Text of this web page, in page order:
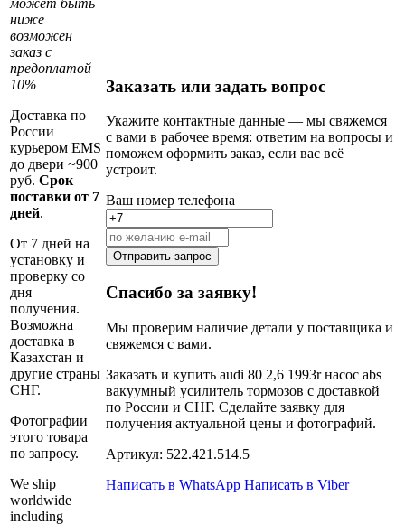
ниже
возможен
заказ с
предоплатой
10%
Доставка по
России
курьером EMS
до двери ~900
руб. Срок
поставки от 7
дней.
От 7 дней на
установку и
проверку со
дня
получения.
Возможна
доставка в
Казахстан и
другие страны
СНГ.
Фотографии
этого товара
по запросу.
We ship
worldwide
including
Заказать или задать вопрос
Укажите контактные данные — мы свяжемся
с вами в рабочее время: ответим на вопросы и
поможем оформить заказ, если вас всё
устроит.
Ваш номер телефона
Отправить запрос
Спасибо за заявку!
Мы проверим наличие детали у поставщика и
свяжемся с вами.
Заказать и купить audi 80 2,6 1993r насос abs
вакуумный усилитель тормозов с доставкой
по России и СНГ. Сделайте заявку для
получения актуальной цены и фотографий.
Артикул: 522.421.514.5
Написать в WhatsApp Написать в Viber